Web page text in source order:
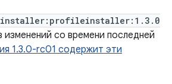
изменений со времени последней
1.3.0-rc01 содержит эти